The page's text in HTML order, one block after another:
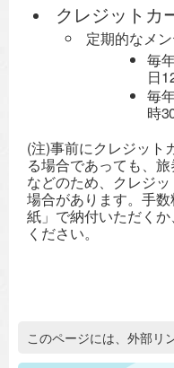
クレジットカ
定期的なメ
毎
日
毎
時
(注)事前にクレジット
る場合であっても、
などのため、クレジ
場合があります。手
紙」で納付いただく
ください。
追加情報：外部リンク
このページには、外部リ